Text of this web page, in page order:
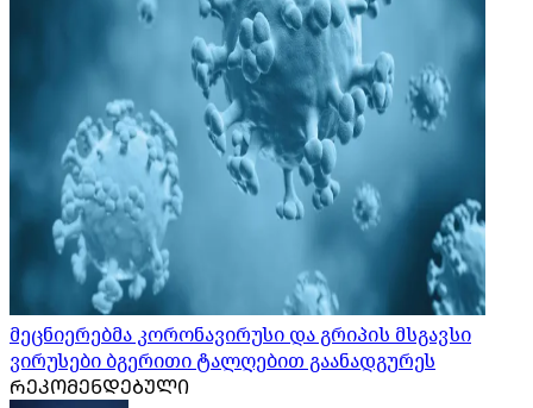
მეცნიერებმა კორონავირუსი და გრიპის მსგავსი
ვირუსები ბგერითი ტალღებით გაანადგურეს
ᲠᲔᲙᲝᲛᲔᲜᲓᲔᲑᲣᲚᲘ